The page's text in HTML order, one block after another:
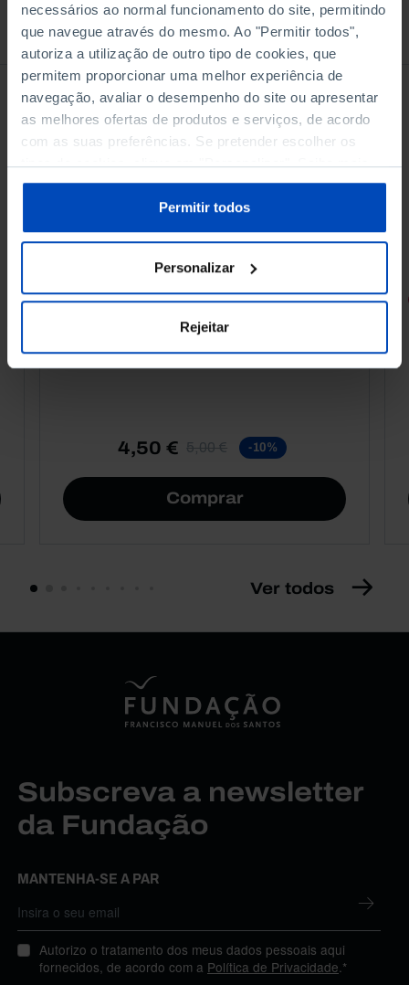
necessários ao normal funcionamento do site, permitindo
que navegue através do mesmo. Ao "Permitir todos",
autoriza a utilização de outro tipo de cookies, que
permitem proporcionar uma melhor experiência de
navegação, avaliar o desempenho do site ou apresentar
as melhores ofertas de produtos e serviços, de acordo
com as suas preferências. Se pretender escolher os
tipos de cookies, clique em "Personalizar". Saiba mais
sobre cookies através da gestão de preferências ou da
Política de Cookies.
Permitir todos
Personalizar
Rejeitar
À venda na Livraria
RETRATOS
Promessas do Futebol
4,50 € 5,00 € -10%
Comprar
Ver todos
Subscreva a newsletter
da Fundação
MANTENHA-SE A PAR
Autorizo o tratamento dos meus dados pessoais aqui
fornecidos, de acordo com a Política de Privacidade.*